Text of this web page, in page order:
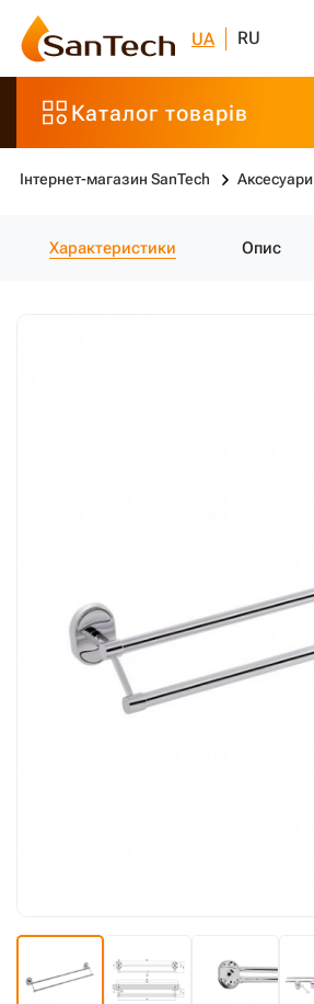
UA RU
Каталог товарів
Інтернет-магазин SanTech Аксесуари
Характеристики Опис